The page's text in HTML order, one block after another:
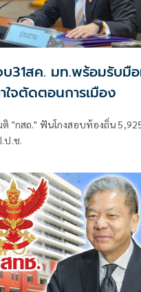
31สค. มท.พร้อมรับมื
ม’คาใจตัดตอนการเมือง
ติ "กสถ." ฟันโกงสอบท้องถิ่น
ป.ช.